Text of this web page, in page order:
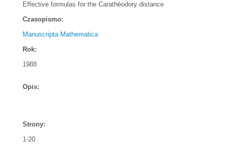
Effective formulas for the Carathéodory distance
Czasopismo:
Manuscripta Mathematica
Rok:
1988
Opis:
Strony:
1-20